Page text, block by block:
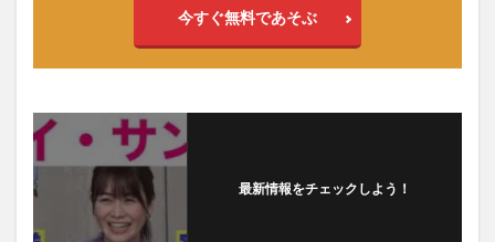
今すぐ無料であそぶ
最新情報をチェックしよう！